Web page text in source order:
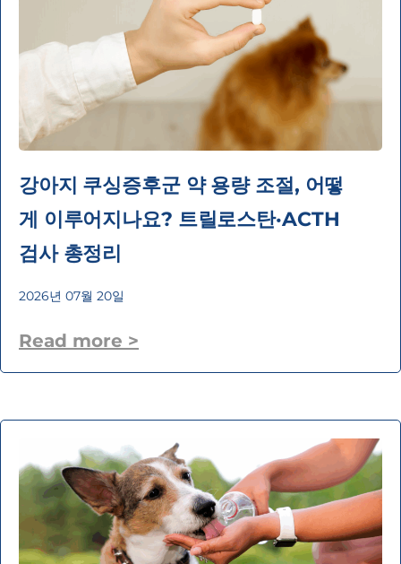
강아지 쿠싱증후군 약 용량 조절, 어떻
게 이루어지나요? 트릴로스탄·ACTH
검사 총정리
2026년 07월 20일
Read more >